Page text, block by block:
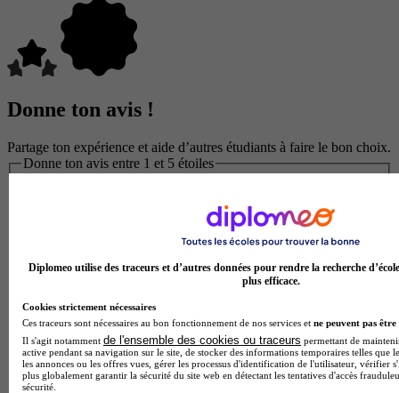
Donne ton avis !
Partage ton expérience et aide d’autres étudiants à faire le bon choix.
Donne ton avis entre 1 et 5 étoiles
Diplomeo utilise des traceurs et d’autres données pour rendre la recherche
plus efficace.
Cookies strictement nécessaires
Ces traceurs sont nécessaires au bon fonctionnement de nos services et ne peuvent pas être
Il s'agit notamment de l'ensemble des cookies ou traceurs permettant de
active pendant sa navigation sur le site, de stocker des informations temporaires telles que
les annonces ou les offres vues, gérer les processus d'identification de l'utilisateur, vérifier
plus globalement garantir la sécurité du site web en détectant les tentatives d'accès
sécurité.